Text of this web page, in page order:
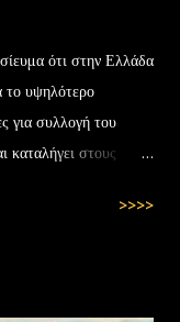
ότι στην Ελλάδα
το υψηλότερο
για συλλογή του
καταλήγει στους
του 1.000.000>>>>